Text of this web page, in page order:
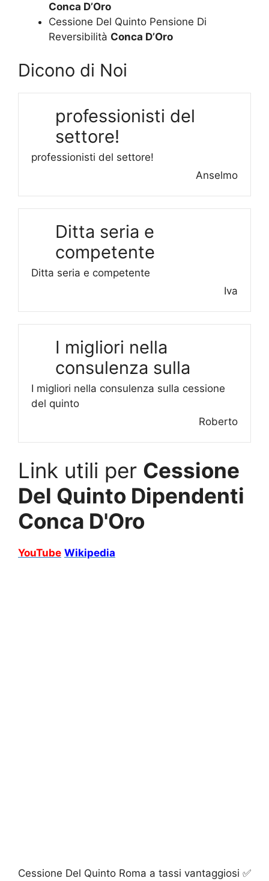
Conca D’Oro
Cessione Del Quinto Pensione Di
Reversibilità Conca D’Oro
Dicono di Noi
professionisti del
settore!
professionisti del settore!
Anselmo
Ditta seria e
competente
Ditta seria e competente
Iva
I migliori nella
consulenza sulla
I migliori nella consulenza sulla cessione
del quinto
Roberto
Link utili per Cessione
Del Quinto Dipendenti
Conca D'Oro
YouTube Wikipedia
Cessione Del Quinto Roma a tassi vantaggiosi ✅